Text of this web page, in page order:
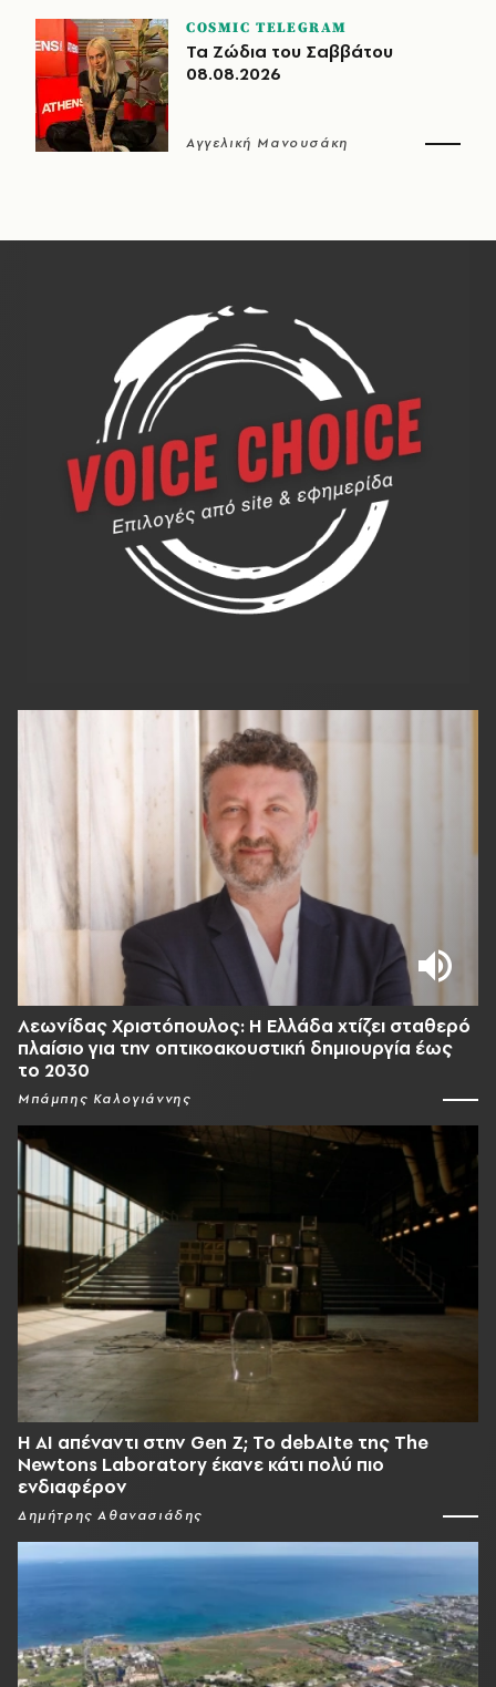
COSMIC TELEGRAM
Τα Ζώδια του Σαββάτου
08.08.2026
Αγγελική Μανουσάκη
Λεωνίδας Χριστόπουλος: Η Ελλάδα χτίζει σταθερό
πλαίσιο για την οπτικοακουστική δημιουργία έως
το 2030
Μπάμπης Καλογιάννης
Η AI απέναντι στην Gen Z; Το debAIte της The
Newtons Laboratory έκανε κάτι πολύ πιο
ενδιαφέρον
Δημήτρης Αθανασιάδης